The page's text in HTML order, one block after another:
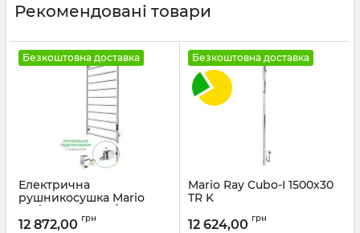
Рекомендовані товари
Безкоштовна доставка
Електрична
рушникосушка Mario
Урбан-I 1110x500/85 TR K
2.0 сатин
12 872,00 грн
Безкоштовна доставка
Mario Ray Cubo-I 1500х30
TR K
12 624,00 грн